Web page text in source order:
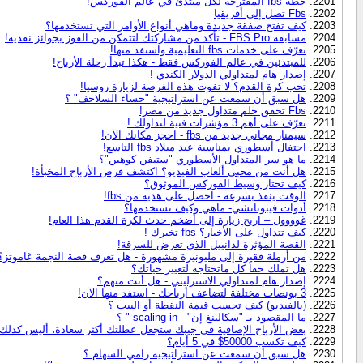
Fbs تصل إلى أفريقيا
كيف تفتح صفقة جديدة وماهي أنواع الأوامر التي تستخدمها؟
مسابقة FBS Pro - تأكد من مشاركتك لتتمكن من الفوز بجوائز نقدية!
تعرّف على خدمات fbs التعليمية واستفد منها!
للمبتدئين في عالم الفوركس فقط - هكذا تبدأ رحلة الأرباح!
إصدار هام لمتداولي الدولار الكندي !
تحب كرة القدم؟ لا تفوت هذه الفرصة لزيارة روسيا!
هل سبق أن سمعت عن استراتيجية "حساء السلاحف" ؟
Fbs تحقق حلم متداول جديد من مصر!
تعرّف على أهم 3 مؤشرات فنية لتداولك !
سيمنار مجاني جديد من fbs - احجز مكانك الآن!
احتفال أسطوري بمناسبة عيد ميلاد fbs التاسع!
ما هو سر المتداول الأسطوري "ستيفن كوهين"؟
هل أنت من محبي ألعاب الفيديو؟ اكتشف فرص الأرباح المخبأة!
كيف تختار وسيط الفوركس الموثوق؟
الوقت ينفذ بسرعة - احصل على هدية من fbs!
أدوات فيبوناتشي- ماهي وكيف تستخدمها؟
غوووول – اربح زيارة إلى أضخم حدث لكرة القدم هذا العام!
كيف تتداول على الأخبار؟ fbs تخبرك !
القصة المؤثرة لدانييل الذي تعرض للسرقة!
من أرملة فقيرة إلى مليونيرة مشهورة - هل تعرف قصة النجمة
هل تملك حقاً كل ماتحتاجه لتغيير حياتك؟
إصدار هام لمتداولي الاسترليني - هل أنت منهم؟
3 بونصات مختلفة لتضاعف أرباحك - استفد منها الآن!
(بالفيديو) كيف تحسب قيمة النقطة أو البيب ؟
ما المقصود بـ "سكالينغ إن" - scaling in " ؟
بعض الأرباح الإضافية في جيبك ستجعل عطلتك أكثر سعادة، أليس
كيف تكسب 50000$ في 5 أيام؟
هل سبق أن سمعت عن استراتيجية رامي السهام ؟